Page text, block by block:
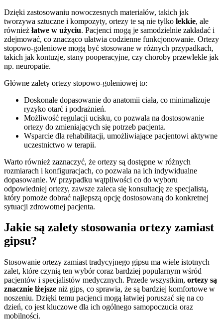
Dzięki zastosowaniu nowoczesnych materiałów, takich jak
tworzywa sztuczne i kompozyty, ortezy te są nie tylko lekkie, ale
również łatwe w użyciu. Pacjenci mogą je samodzielnie zakładać i
zdejmować, co znacząco ułatwia codzienne funkcjonowanie. Ortezy
stopowo-goleniowe mogą być stosowane w różnych przypadkach,
takich jak kontuzje, stany pooperacyjne, czy choroby przewlekłe jak
np. neuropatie.
Główne zalety ortezy stopowo-goleniowej to:
Doskonałe dopasowanie do anatomii ciała, co minimalizuje
ryzyko otarć i podrażnień.
Możliwość regulacji ucisku, co pozwala na dostosowanie
ortezy do zmieniających się potrzeb pacjenta.
Wsparcie dla rehabilitacji, umożliwiające pacjentowi aktywne
uczestnictwo w terapii.
Warto również zaznaczyć, że ortezy są dostępne w różnych
rozmiarach i konfiguracjach, co pozwala na ich indywidualne
dopasowanie. W przypadku wątpliwości co do wyboru
odpowiedniej ortezy, zawsze zaleca się konsultację ze specjalistą,
który pomoże dobrać najlepszą opcję dostosowaną do konkretnej
sytuacji zdrowotnej pacjenta.
Jakie są zalety stosowania ortezy zamiast
gipsu?
Stosowanie ortezy zamiast tradycyjnego gipsu ma wiele istotnych
zalet, które czynią ten wybór coraz bardziej popularnym wśród
pacjentów i specjalistów medycznych. Przede wszystkim, ortezy są
znacznie lżejsze niż gips, co sprawia, że są bardziej komfortowe w
noszeniu. Dzięki temu pacjenci mogą łatwiej poruszać się na co
dzień, co jest kluczowe dla ich ogólnego samopoczucia oraz
mobilności.